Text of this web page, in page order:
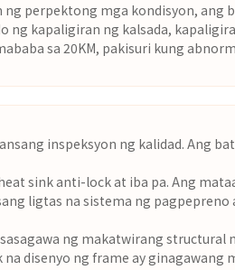
perpektong mga kondisyon, ang
ng kapaligiran ng kalsada,
sa 20KM, pakisuri kung
inspeksyon ng kalidad. Ang
sink anti-lock at iba pa. Ang
ligtas na sistema ng pagpepreno
ng makatwirang structural
disenyo ng frame ay ginagawang